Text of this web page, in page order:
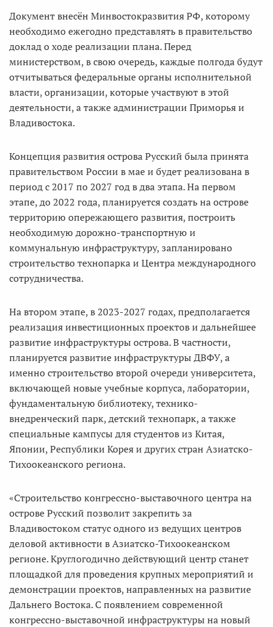
Документ внесён Минвостокразвития РФ, которому
необходимо ежегодно представлять в правительство
доклад о ходе реализации плана. Перед
министерством, в свою очередь, каждые полгода будут
отчитываться федеральные органы исполнительной
власти, организации, которые участвуют в этой
деятельности, а также администрации Приморья и
Владивостока.
Концепция развития острова Русский была принята
правительством России в мае и будет реализована в
период с 2017 по 2027 год в два этапа. На первом
этапе, до 2022 года, планируется создать на острове
территорию опережающего развития, построить
необходимую дорожно-транспортную и
коммунальную инфраструктуру, запланировано
строительство технопарка и Центра международного
сотрудничества.
На втором этапе, в 2023-2027 годах, предполагается
реализация инвестиционных проектов и дальнейшее
развитие инфраструктуры острова. В частности,
планируется развитие инфраструктуры ДВФУ, а
именно строительство второй очереди университета,
включающей новые учебные корпуса, лаборатории,
фундаментальную библиотеку, технико-
внедренческий парк, детский технопарк, а также
специальные кампусы для студентов из Китая,
Японии, Республики Корея и других стран Азиатско-
Тихоокеанского региона.
«Строительство конгрессно-выставочного центра на
острове Русский позволит закрепить за
Владивостоком статус одного из ведущих центров
деловой активности в Азиатско-Тихоокеанском
регионе. Круглогодично действующий центр станет
площадкой для проведения крупных мероприятий и
демонстрации проектов, направленных на развитие
Дальнего Востока. С появлением современной
конгрессно-выставочной инфраструктуры на новый